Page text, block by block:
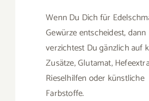
Wenn Du Dich für
Gewürze entscheidest, dann
verzichtest Du gänzlich auf
Zusätze, Glutamat,
Rieselhilfen oder künstliche
Farbstoffe.